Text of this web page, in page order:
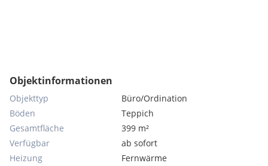
Objektinformationen
Objekttyp
Büro/Ordination
Böden
Teppich
Gesamtfläche
399 m²
Verfügbar
ab sofort
Heizung
Fernwärme